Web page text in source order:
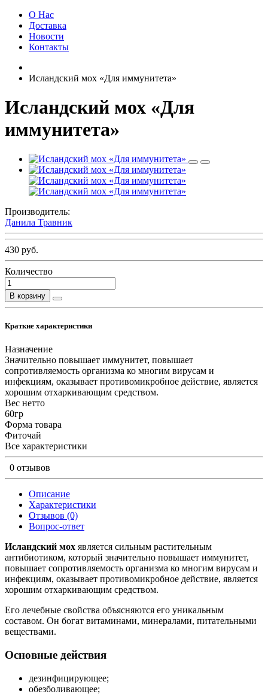
О Нас
Доставка
Новости
Контакты
Исландский мох «Для иммунитета»
Исландский мох «Для
иммунитета»
Производитель:
Данила Травник
430 руб.
Количество
В корзину
Краткие характеристики
Назначение
Значительно повышает иммунитет, повышает
сопротивляемость организма ко многим вирусам и
инфекциям, оказывает противомикробное действие, является
хорошим отхаркивающим средством.
Вес нетто
60гр
Форма товара
Фиточай
Все характеристики
0 отзывов
Описание
Характеристики
Отзывов (0)
Вопрос-ответ
Исландский мох является сильным растительным
антибиотиком, который значительно повышает иммунитет,
повышает сопротивляемость организма ко многим вирусам и
инфекциям, оказывает противомикробное действие, является
хорошим отхаркивающим средством.
Его лечебные свойства объясняются его уникальным
составом. Он богат витаминами, минералами, питательными
веществами.
Основные действия
дезинфицирующее;
обезболивающее;